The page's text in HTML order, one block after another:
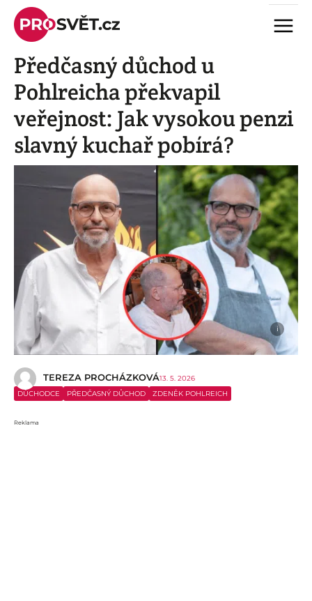
Skip
content
Menu
Předčasný důchod u
Pohlreicha překvapil
veřejnost: Jak vysokou penzi
slavný kuchař pobírá?
i
TEREZA PROCHÁZKOVÁ13. 5. 2026
DŮCHODCE
PŘEDČASNÝ DŮCHOD ZDENĚK POHLREICH
Reklama